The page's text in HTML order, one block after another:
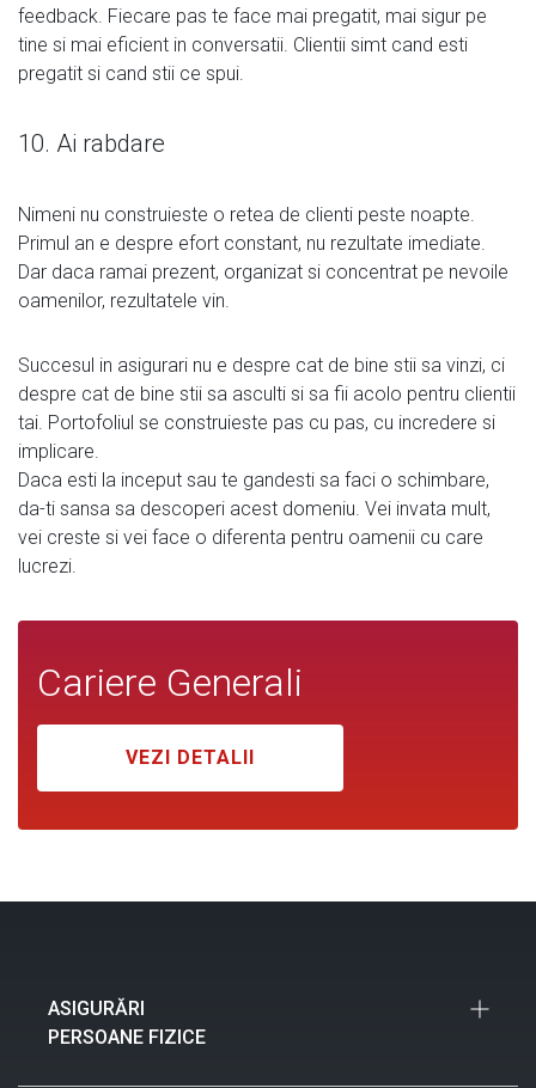
feedback. Fiecare pas te face mai pregatit, mai sigur pe
tine si mai eficient in conversatii. Clientii simt cand esti
pregatit si cand stii ce spui.
10. Ai rabdare
Nimeni nu construieste o retea de clienti peste noapte.
Primul an e despre efort constant, nu rezultate imediate.
Dar daca ramai prezent, organizat si concentrat pe nevoile
oamenilor, rezultatele vin.
Succesul in asigurari nu e despre cat de bine stii sa vinzi, ci
despre cat de bine stii sa asculti si sa fii acolo pentru clientii
tai. Portofoliul se construieste pas cu pas, cu incredere si
implicare.
Daca esti la inceput sau te gandesti sa faci o schimbare,
da-ti sansa sa descoperi acest domeniu. Vei invata mult,
vei creste si vei face o diferenta pentru oamenii cu care
lucrezi.
Cariere Generali
VEZI DETALII
ASIGURĂRI
PERSOANE FIZICE